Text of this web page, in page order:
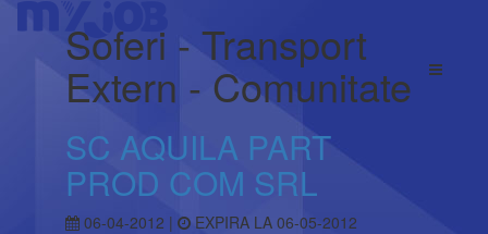
Soferi - Transport
Extern - Comunitate
SC AQUILA PART
PROD COM SRL
06-04-2012 | EXPIRA LA 06-05-2012